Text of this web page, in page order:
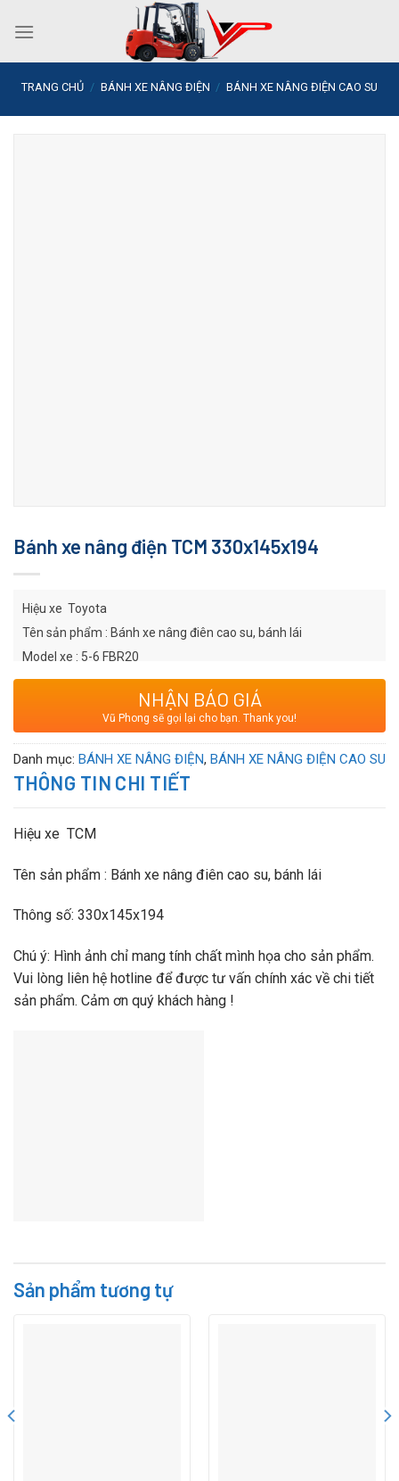
TRANG CHỦ / BÁNH XE NÂNG ĐIỆN / BÁNH XE NÂNG ĐIỆN CAO SU
Bánh xe nâng điện TCM 330x145x194
Hiệu xe Toyota
Tên sản phẩm : Bánh xe nâng điên cao su, bánh lái
Model xe : 5-6 FBR20
Thông số: 394x154x254
Chú ý: Hình ảnh chỉ mang tính chất mình họa cho sản phẩm. Vui
lòng liên hệ hotline để được tư vấn chính xác về chi tiết sản
phẩm. Cảm ơn quý khách hàng !
NHẬN BÁO GIÁ
Vũ Phong sẽ gọi lại cho bạn. Thank you!
Danh mục: BÁNH XE NÂNG ĐIỆN, BÁNH XE NÂNG ĐIỆN CAO SU
THÔNG TIN CHI TIẾT
Hiệu xe TCM
Tên sản phẩm : Bánh xe nâng điên cao su, bánh lái
Thông số: 330x145x194
Chú ý: Hình ảnh chỉ mang tính chất mình họa cho sản phẩm.
Vui lòng liên hệ hotline để được tư vấn chính xác về chi tiết
sản phẩm. Cảm ơn quý khách hàng !
Sản phẩm tương tự